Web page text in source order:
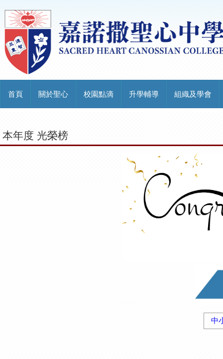
首頁 關於聖心 校園點滴 升學輔導 組織及學會
本年度 光榮榜
中